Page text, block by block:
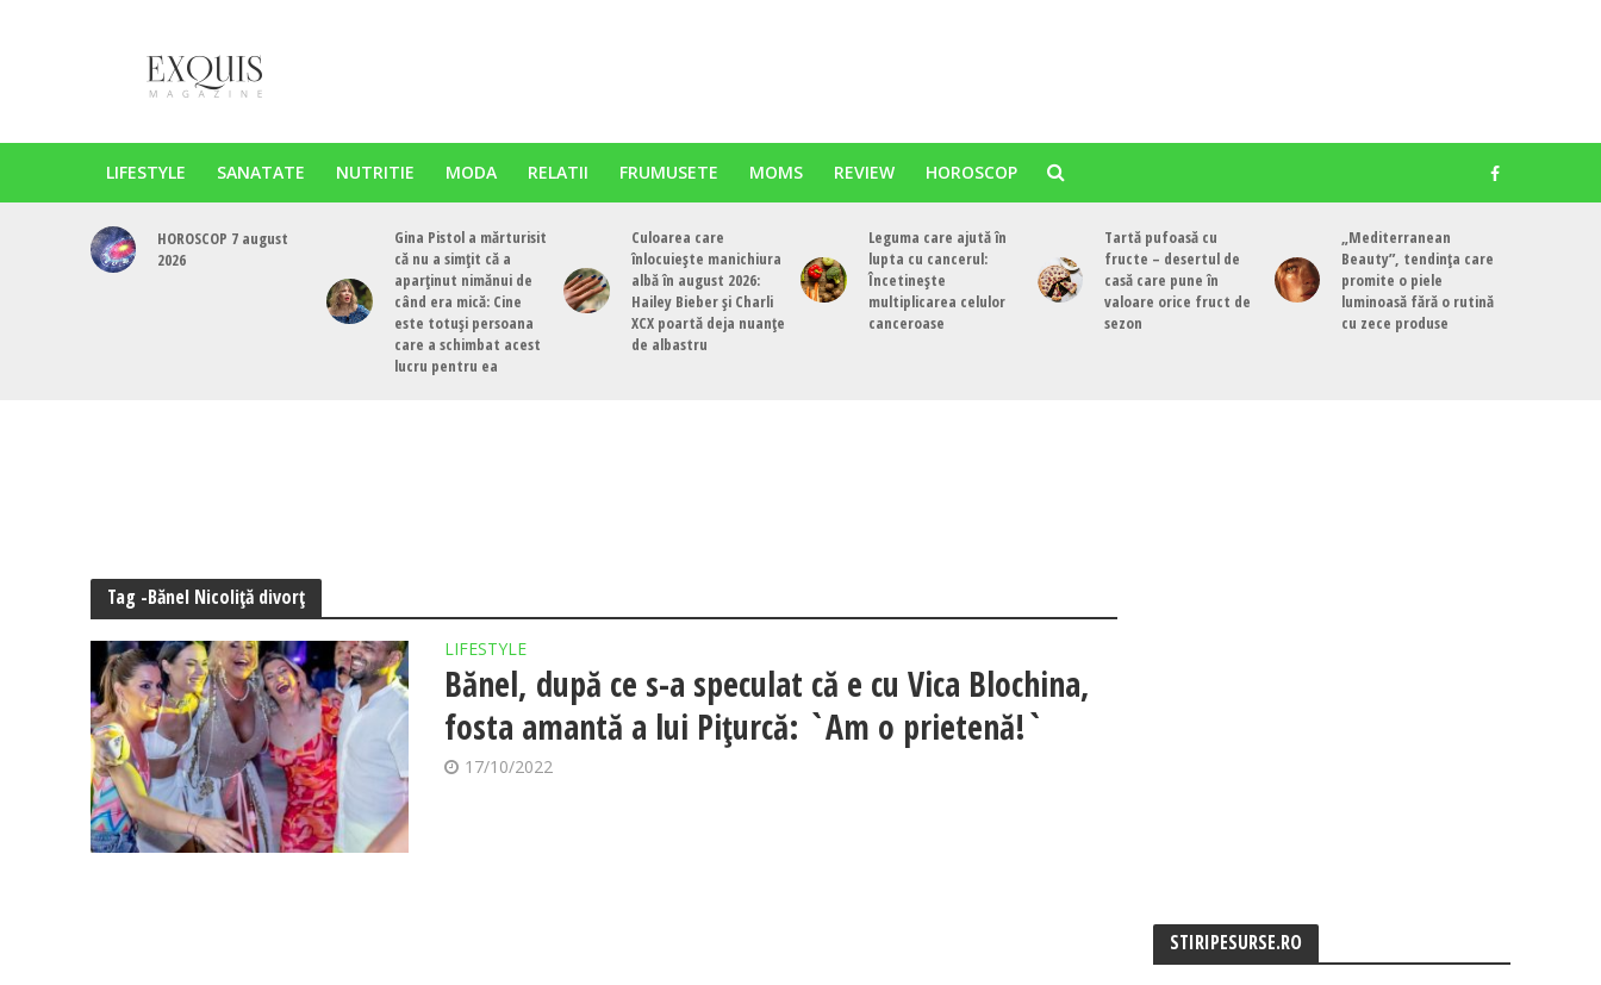
LIFESTYLE SANATATE NUTRITIE MODA RELATII FRUMUSETE MOMS REVIEW HOROSCOP
HOROSCOP 7 august
2026
Gina Pistol a mărturisit
că nu a simțit că a
aparținut nimănui de
când era mică: Cine
este totuși persoana
care a schimbat acest
lucru pentru ea
Culoarea care
înlocuiește manichiura
albă în august 2026:
Hailey Bieber și Charli
XCX poartă deja nuanțe
de albastru
Leguma care ajută în
lupta cu cancerul:
Încetinește
multiplicarea celulor
canceroase
Tartă pufoasă cu
fructe – desertul de
casă care pune în
valoare orice fruct de
sezon
„Mediterranean
Beauty”, tendința care
promite o piele
luminoasă fără o rutină
cu zece produse
Tag -Bănel Nicoliță divorț
LIFESTYLE
Bănel, după ce s-a speculat că e cu Vica Blochina,
fosta amantă a lui Pițurcă: `Am o prietenă!`
17/10/2022
STIRIPESURSE.RO